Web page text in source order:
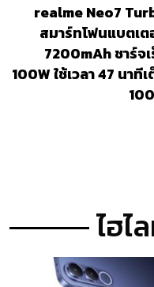
realme Neo7
สมาร์ทโฟนแบตเต
7200mAh ชาร์จ
100W ใช้เวลา 47 นาที
ไฮไ